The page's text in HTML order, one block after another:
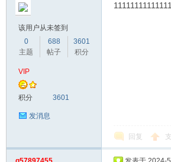
该用户从未签到
0
主题
688
帖子
3601
积分
VIP
积分 3601
发消息
回复